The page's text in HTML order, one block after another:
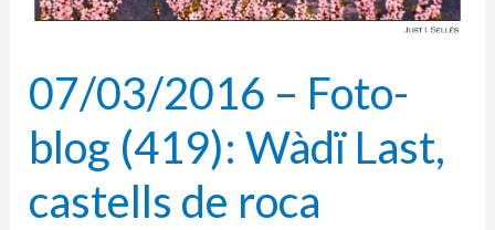
07/03/2016 – Foto-
blog (419): Wàdï Last,
castells de roca
de